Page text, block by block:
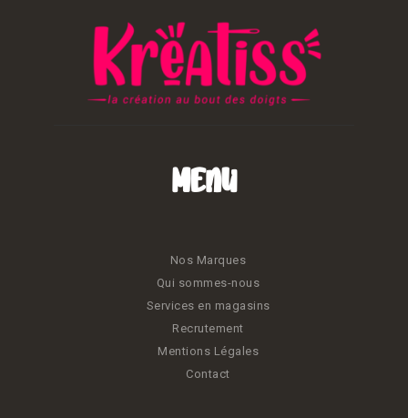
Menu
Nos Marques
Qui sommes-nous
Services en magasins
Recrutement
Mentions Légales
Contact